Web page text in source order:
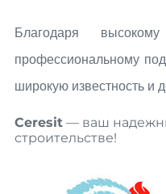
Благодаря
профессиональному
широкую известность и
Ceresit — ваш
строительстве!